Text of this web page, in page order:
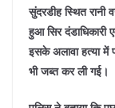
सुंदरडीह स्थित
हुआ सिर दंडाधिकारी
इसके अलावा हत्या में
भी जब्त कर ली गई।